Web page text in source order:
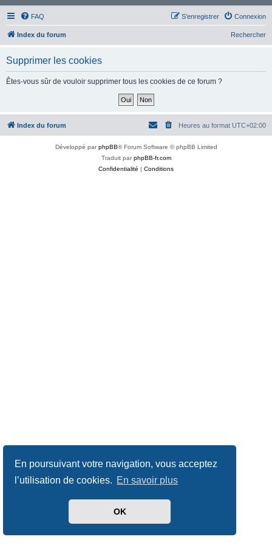
En poursuivant votre navigation, vous acceptez
l’utilisation de cookies. En savoir plus
OK
FAQ Connexion
S’enregistrer
Index du forum Rechercher
Supprimer les cookies
Êtes-vous sûr de vouloir supprimer tous les cookies de ce forum ?
Index du forum Heures au format UTC+02:00
Développé parphpBB® Forum Software © phpBB Limited
Traduit parphpBB-fr.com
Confidentialité | Conditions